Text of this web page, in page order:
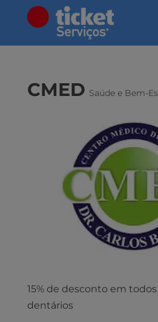
CMED Saúde e Bem-
15% de desconto em
dentários